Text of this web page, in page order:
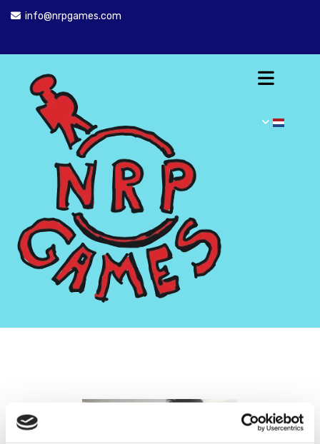
 info@nrpgames.com